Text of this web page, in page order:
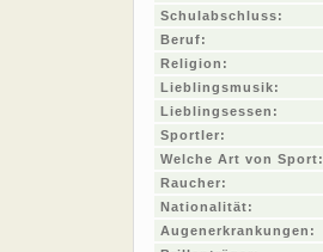
Schulabschluss:
Beruf:
Religion:
Lieblingsmusik:
Lieblingsessen:
Sportler:
Welche Art von Sport:
Raucher:
Nationalität:
Augenerkrankungen: